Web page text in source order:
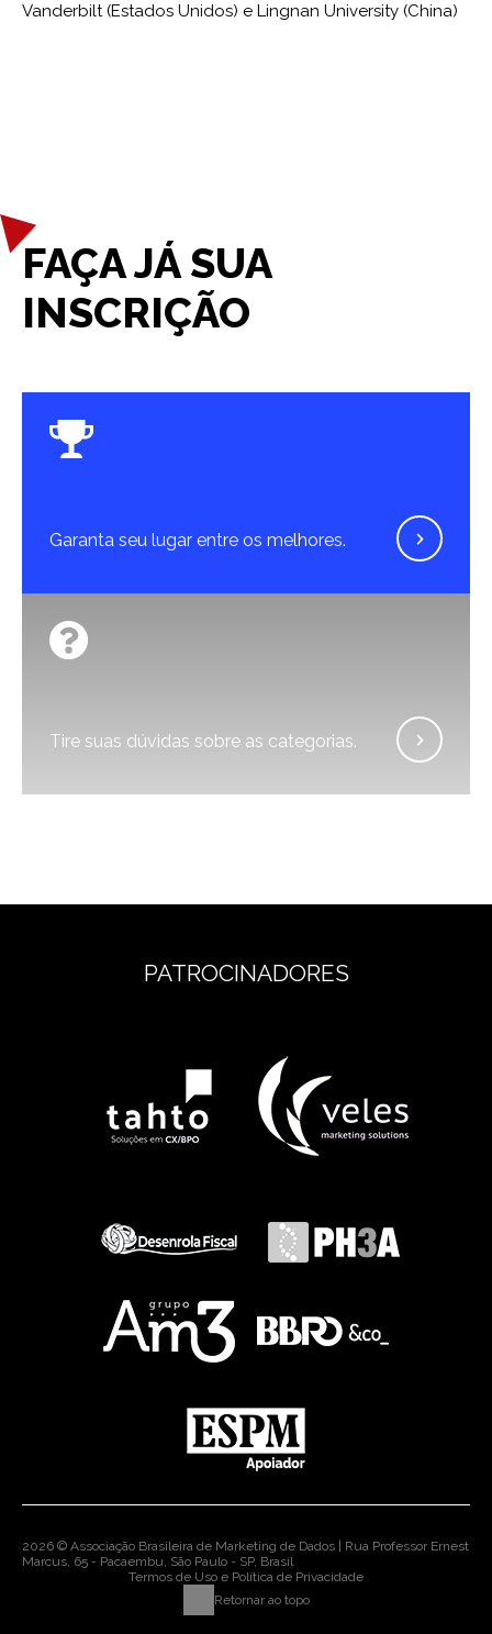
Vanderbilt (Estados Unidos) e Lingnan University (China)
FAÇA JÁ SUA
INSCRIÇÃO
Garanta seu lugar entre os melhores.
Tire suas dúvidas sobre as categorias.
PATROCINADORES
2026 © Associação Brasileira de Marketing de Dados | Rua Professor Ernest
Marcus, 65 - Pacaembu, São Paulo - SP, Brasil
Termos de Uso e Política de Privacidade
Retornar ao topo